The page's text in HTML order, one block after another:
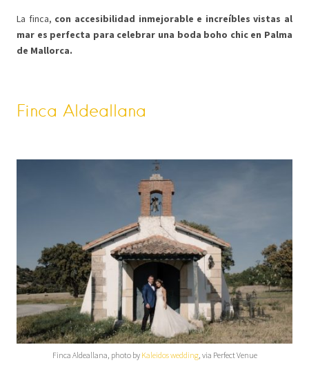
La finca, con accesibilidad inmejorable e increíbles vistas al
mar es perfecta para celebrar una boda boho chic en Palma
de Mallorca.
Finca Aldeallana
Finca Aldeallana, photo by Kaleidos wedding, via Perfect Venue